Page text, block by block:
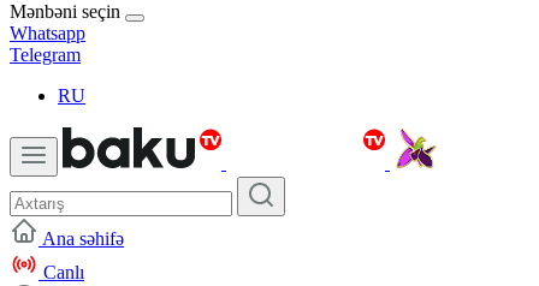
Mənbəni seçin
Whatsapp
Telegram
RU
Ana səhifə
Canlı